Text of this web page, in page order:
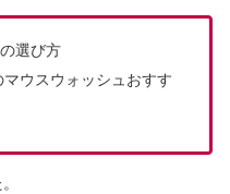
選び方
マウスウォッシュおすす